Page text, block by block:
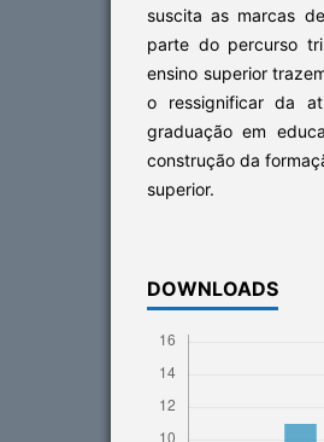
suscita as marcas
parte do percurso
ensino superior
o ressignificar da
graduação em
construção da
superior.
DOWNLOADS